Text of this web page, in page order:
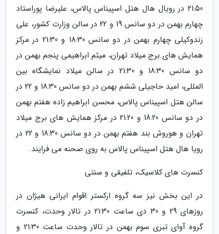
21:50 در رویال هال هتل اسپیناس پالاس، علیرضا پوراستاد
چهارم بهمن در دو سانس 19 و 22 در سالن وزارت کشور، علی
زندوکیلی چهارم بهمن در دو سانس 18:30 و 21:30 در مرکز
همایش های برج میلاد تهران، میثم ابراهیمی پنجم بهمن در
دو سانس 18:30 و 21:30 در سالن میلاد نمایشگاه بین
المللی، امید حاجیلی ششم بهمن در دو سانس 18:30 و 22 در
سالن هتل اسپیناس پالاس، محسن ابراهیم زاده هفتم بهمن
در دو سانس 18:20 و 21:20 در مرکز همایش های برج میلاد
تهران و هوروش بند هفتم بهمن در دو سانس 18:30 و 22 در
رویا هال هتل اسپیناس پالاس به روی صحنه می فرایند.
کنسرت های کلاسیک، تلفیقی و سنتی
در این بخش نیز سه گروه ارکستر اقوام ایرانی هیژان در
روزهای 29 و 30 دی ساعت 21:30 در تالار وحدت، کنسرت
گروه آوای تبری سوم بهمن در تالار وحدت ساعت 21:30 و